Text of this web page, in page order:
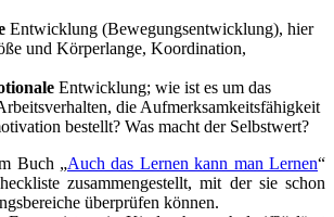
Entwicklung (Bewegungsentwicklung), hier
und Körperlange, Koordination,
Entwicklung; wie ist es um das
die Aufmerksamkeitsfähigkeit
bestellt? Was macht der Selbstwert?
Buch „Auch das Lernen kann man Lernen“
zusammengestellt, mit der sie schon
überprüfen können.